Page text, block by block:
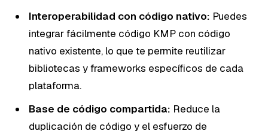
Interoperabilidad con código nativo: Puedes
integrar fácilmente código KMP con código
nativo existente, lo que te permite reutilizar
bibliotecas y frameworks específicos de cada
plataforma.
Base de código compartida: Reduce la
duplicación de código y el esfuerzo de